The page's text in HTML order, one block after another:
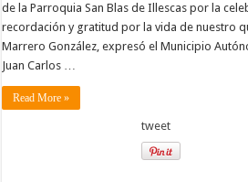
de la Parroquia San Blas de Illescas por la
recordación y gratitud por la vida de nuestro
Marrero González, expresó el Municipio
Juan Carlos …
Read More »
tweet